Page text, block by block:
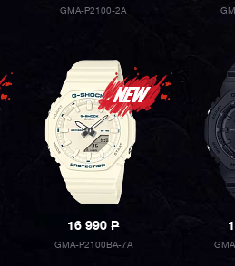
GMA-P2100-2A
16 990P
GMA-P2100BA-7A